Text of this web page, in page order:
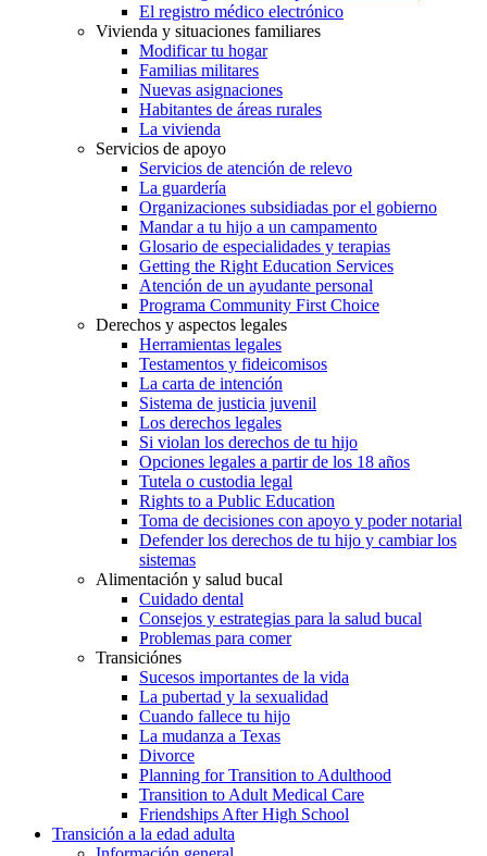
El registro médico electrónico
Vivienda y situaciones familiares
Modificar tu hogar
Familias militares
Nuevas asignaciones
Habitantes de áreas rurales
La vivienda
Servicios de apoyo
Servicios de atención de relevo
La guardería
Organizaciones subsidiadas por el gobierno
Mandar a tu hijo a un campamento
Glosario de especialidades y terapias
Getting the Right Education Services
Atención de un ayudante personal
Programa Community First Choice
Derechos y aspectos legales
Herramientas legales
Testamentos y fideicomisos
La carta de intención
Sistema de justicia juvenil
Los derechos legales
Si violan los derechos de tu hijo
Opciones legales a partir de los 18 años
Tutela o custodia legal
Rights to a Public Education
Toma de decisiones con apoyo y poder notarial
Defender los derechos de tu hijo y cambiar los
sistemas
Alimentación y salud bucal
Cuidado dental
Consejos y estrategias para la salud bucal
Problemas para comer
Transiciónes
Sucesos importantes de la vida
La pubertad y la sexualidad
Cuando fallece tu hijo
La mudanza a Texas
Divorce
Planning for Transition to Adulthood
Transition to Adult Medical Care
Friendships After High School
Transición a la edad adulta